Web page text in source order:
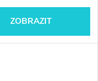
ZOBRAZIT